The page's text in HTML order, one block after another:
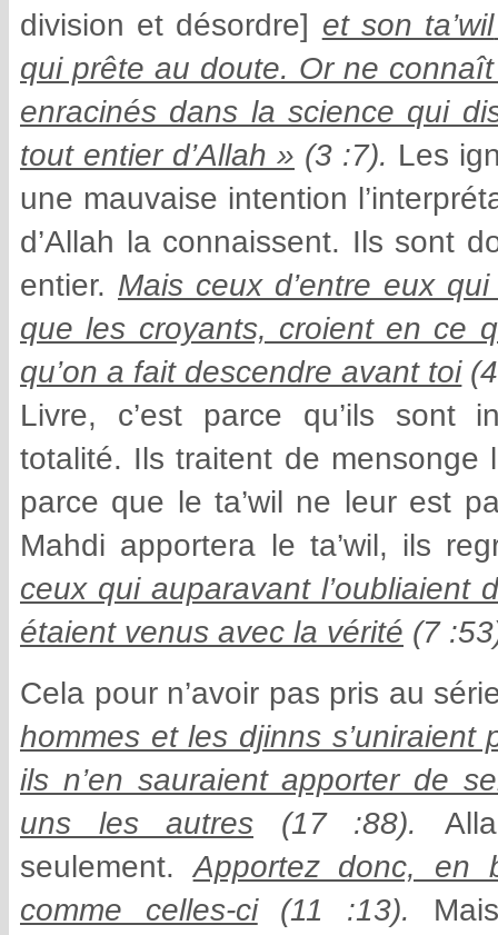
division et désordre] et son ta’wil
qui prête au doute. Or ne
enracinés dans la science qui
tout entier d’Allah » (3 :7). Les
une mauvaise intention
d’Allah la connaissent. Ils sont
entier. Mais ceux d’entre eux
que les croyants, croient en ce
qu’on a fait descendre avant toi
Livre, c’est parce qu’ils sont
totalité. Ils traitent de mensonge
parce que le ta’wil ne leur est
Mahdi apportera le ta’wil, ils
ceux qui auparavant l’oubliaient
étaient venus avec la vérité (7
Cela pour n’avoir pas pris au
hommes et les djinns
ils n’en sauraient apporter de
uns les autres (17 :88).
seulement.Apportez donc, en
comme celles-ci(11 :13).